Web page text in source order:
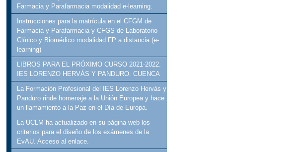
Farmacia y Parafarmacia modalidad e-learning.
Instrucciones para la matrícula en el CFGM de
Farmacia y Parafarmacia y CFGS de Laboratorio
Clínico y Biomédico modalidad FP a distancia (e-
learning)
LIBROS PARA EL PRÓXIMO CURSO 2021-2022.
IES LORENZO HERVÁS Y PANDURO. CUENCA
La Formación Profesional del IES Lorenzo Hervás y
Panduro rinde homenaje a la Unión Europea y hace
un llamamiento a la Paz en el Día de Europa.
La UCLM ha actualizado en su página web los
criterios para el diseño de los exámenes de la
EvAU. Acceso al enlace.